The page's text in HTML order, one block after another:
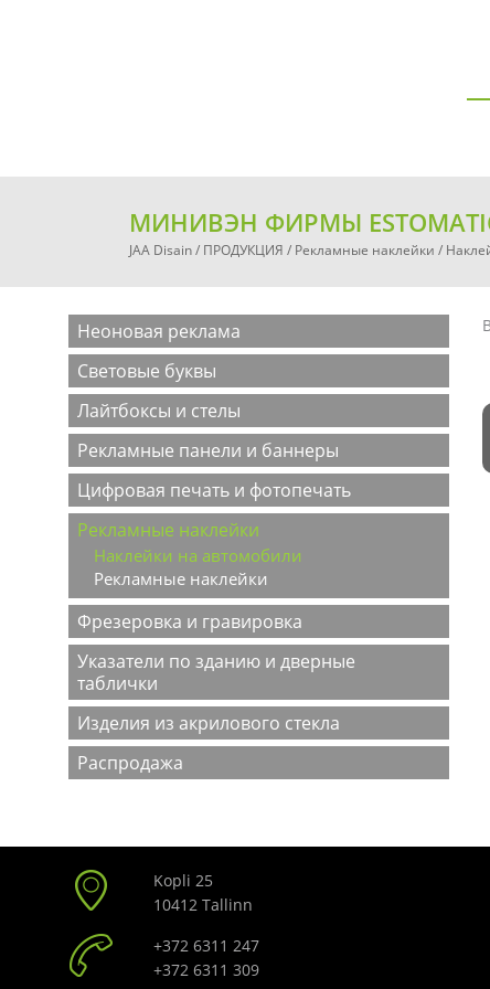
МИНИВЭН ФИРМЫ
JAA Disain/ ПРОДУКЦИЯ / Рекламные наклейки /
Неоновая реклама
Световые буквы
Лайтбоксы и стелы
Рекламные панели и баннеры
Цифровая печать и фотопечать
Рекламные наклейки
Наклейки на автомобили
Рекламные наклейки
Фрезеровка и гравировка
Указатели по зданию и дверные
таблички
Изделия из акрилового стекла
Распродажа
Kopli 25
10412 Tallinn
+372 6311 247
+372 6311 309